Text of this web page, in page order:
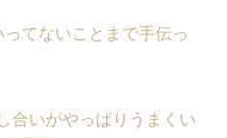
てないことまで手伝っ
合いがやっぱりうまくい